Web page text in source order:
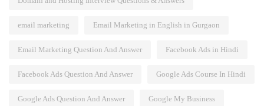
email marketing Email Marketing in English in Gurgaon
Email Marketing Question And Answer Facebook Ads in Hindi
Facebook Ads Question And Answer Google Ads Course In Hindi
Google Ads Question And Answer Google My Business